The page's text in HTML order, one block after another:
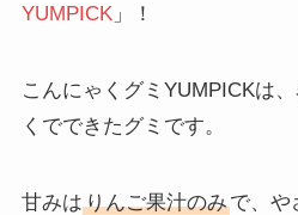
YUMPICK 」！
こんにゃくグミYUMPICKは
くでできたグミです。
甘みはりんご果汁のみで、や